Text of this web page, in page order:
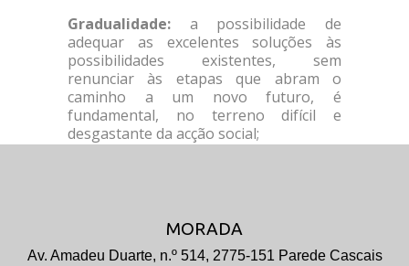
Gradualidade: a possibilidade de
adequar as excelentes soluções às
possibilidades existentes, sem
renunciar às etapas que abram o
caminho a um novo futuro, é
fundamental, no terreno difícil e
desgastante da acção social;
MORADA
Av. Amadeu Duarte, n.º 514, 2775-151 Parede Cascais